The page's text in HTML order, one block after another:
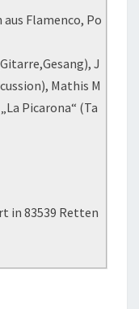
Flamenco, Po
J
Mathis M
Picarona“ (Ta
in 83539 Retten